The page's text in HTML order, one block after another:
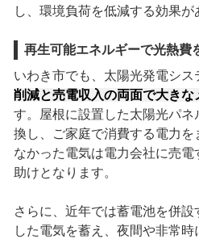
し、環境負荷を低減する効果が
再生可能エネルギーで光熱費
いわき市でも、太陽光発電シス
削減と売電収入の両面で大きな
す。屋根に設置した太陽光パ
換し、ご家庭で消費する電力
なかった電気は電力会社に売
助けとなります。
さらに、近年では蓄電池を併
した電気を蓄え、夜間や非常